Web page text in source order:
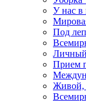
У нас в
Под
Личный
Прием
Живой,